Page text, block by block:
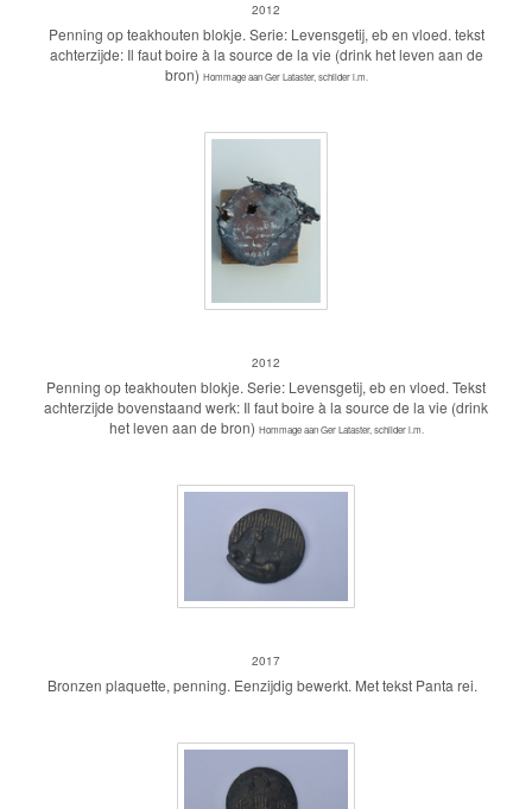
2012
Penning op teakhouten blokje. Serie: Levensgetij, eb en vloed. tekst
achterzijde: Il faut boire à la source de la vie (drink het leven aan de
bron) Hommage aan Ger Lataster, schilder i.m.
2012
Penning op teakhouten blokje. Serie: Levensgetij, eb en vloed. Tekst
achterzijde bovenstaand werk: Il faut boire à la source de la vie (drink
het leven aan de bron) Hommage aan Ger Lataster, schilder i.m.
2017
Bronzen plaquette, penning. Eenzijdig bewerkt. Met tekst Panta rei.